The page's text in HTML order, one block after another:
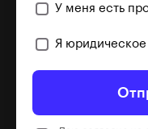
У меня есть
Я юридическое